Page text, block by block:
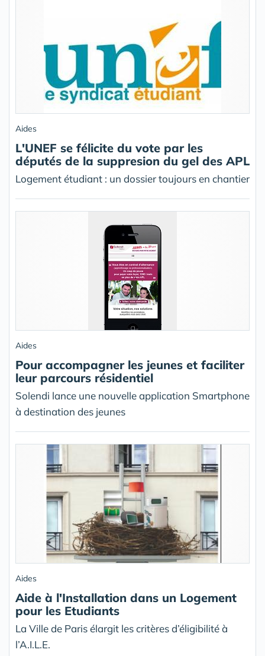
Aides
L'UNEF se félicite du vote par les
députés de la suppresion du gel des APL
Logement étudiant : un dossier toujours en chantier
Aides
Pour accompagner les jeunes et faciliter
leur parcours résidentiel
Solendi lance une nouvelle application Smartphone
à destination des jeunes
Aides
Aide à l'Installation dans un Logement
pour les Etudiants
La Ville de Paris élargit les critères d’éligibilité à
l’A.I.L.E.